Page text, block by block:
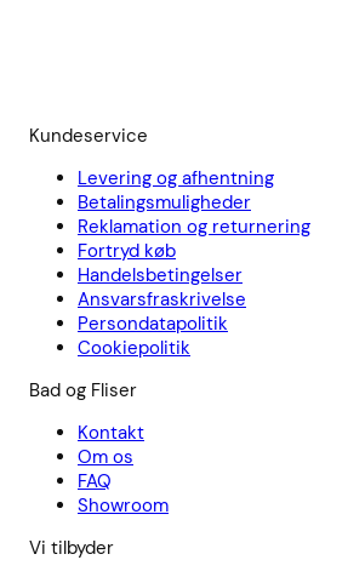
Kundeservice
Levering og afhentning
Betalingsmuligheder
Reklamation og returnering
Fortryd køb
Handelsbetingelser
Ansvarsfraskrivelse
Persondatapolitik
Cookiepolitik
Bad og Fliser
Kontakt
Om os
FAQ
Showroom
Vi tilbyder